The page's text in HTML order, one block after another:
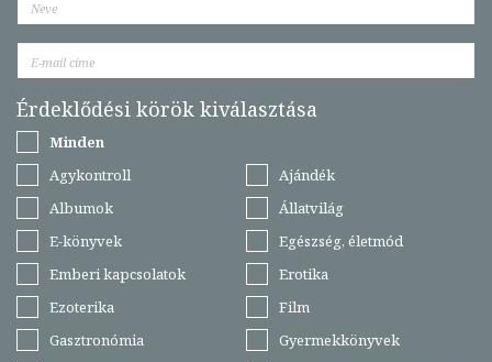
Érdeklődési körök kiválasztása
Minden
Agykontroll
Ajándék
Albumok
Állatvilág
E-könyvek
Egészség, életmód
Emberi kapcsolatok
Erotika
Ezoterika
Film
Gasztronómia
Gyermekkönyvek